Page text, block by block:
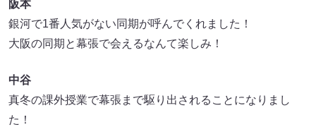
阪本
銀河で1番人気がない同期が呼んでくれました！
大阪の同期と幕張で会えるなんて楽しみ！
中谷
真冬の課外授業で幕張まで駆り出されることになりまし
た！